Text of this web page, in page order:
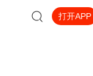
打开APP